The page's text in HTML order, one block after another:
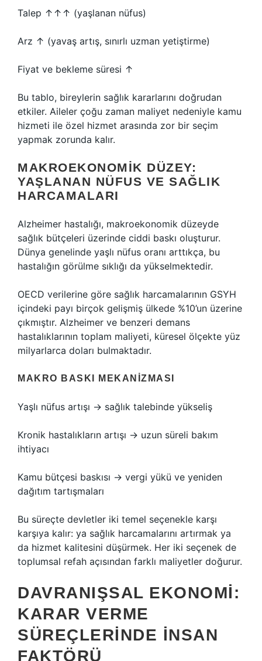
Talep ↑↑↑ (yaşlanan nüfus)
Arz ↑ (yavaş artış, sınırlı uzman yetiştirme)
Fiyat ve bekleme süresi ↑
Bu tablo, bireylerin sağlık kararlarını doğrudan
etkiler. Aileler çoğu zaman maliyet nedeniyle kamu
hizmeti ile özel hizmet arasında zor bir seçim
yapmak zorunda kalır.
MAKROEKONOMIK DÜZEY:
YAŞLANAN NÜFUS VE SAĞLIK
HARCAMALARI
Alzheimer hastalığı, makroekonomik düzeyde
sağlık bütçeleri üzerinde ciddi baskı oluşturur.
Dünya genelinde yaşlı nüfus oranı arttıkça, bu
hastalığın görülme sıklığı da yükselmektedir.
OECD verilerine göre sağlık harcamalarının GSYH
içindeki payı birçok gelişmiş ülkede %10’un üzerine
çıkmıştır. Alzheimer ve benzeri demans
hastalıklarının toplam maliyeti, küresel ölçekte yüz
milyarlarca doları bulmaktadır.
MAKRO BASKI MEKANIZMASI
Yaşlı nüfus artışı → sağlık talebinde yükseliş
Kronik hastalıkların artışı → uzun süreli bakım
ihtiyacı
Kamu bütçesi baskısı → vergi yükü ve yeniden
dağıtım tartışmaları
Bu süreçte devletler iki temel seçenekle karşı
karşıya kalır: ya sağlık harcamalarını artırmak ya
da hizmet kalitesini düşürmek. Her iki seçenek de
toplumsal refah açısından farklı maliyetler doğurur.
DAVRANIŞSAL EKONOMI:
KARAR VERME
SÜREÇLERINDE İNSAN
FAKTÖRÜ